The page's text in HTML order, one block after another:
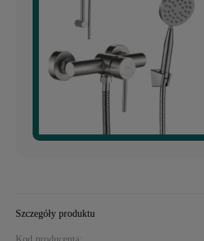
Szczegóły produktu